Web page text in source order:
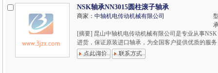
NSK轴承NN3015圆柱滚子轴承
商家：中轴机电传动机械有限公司
[摘要] 昆山中轴机电传动机械有限公司是专业从事
进货，保证原装进口轴承，为全国客户提供优质的服